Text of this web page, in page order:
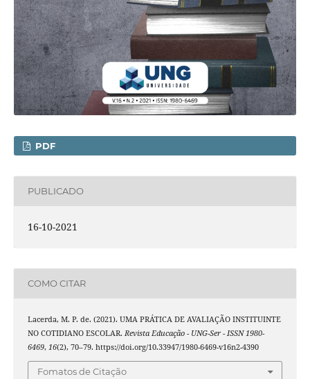
PDF
PUBLICADO
16-10-2021
COMO CITAR
Lacerda, M. P. de. (2021). UMA PRÁTICA DE AVALIAÇÃO INSTITUINTE
NO COTIDIANO ESCOLAR. Revista Educação - UNG-Ser - ISSN 1980-
6469, 16(2), 70–79. https://doi.org/10.33947/1980-6469-v16n2-4390
Fomatos de Citação